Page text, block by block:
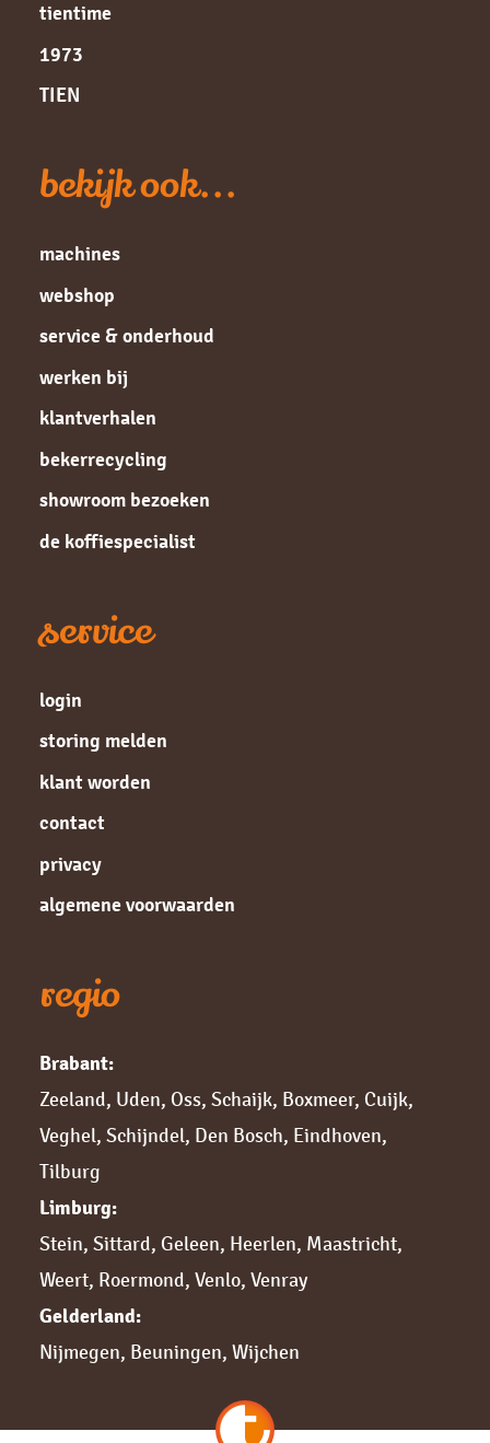
tientime
1973
TIEN
bekijk ook...
machines
webshop
service & onderhoud
werken bij
klantverhalen
bekerrecycling
showroom bezoeken
de koffiespecialist
service
login
storing melden
klant worden
contact
privacy
algemene voorwaarden
regio
Brabant:
Zeeland, Uden, Oss, Schaijk, Boxmeer, Cuijk,
Veghel, Schijndel, Den Bosch, Eindhoven,
Tilburg
Limburg:
Stein, Sittard, Geleen, Heerlen, Maastricht,
Weert, Roermond, Venlo, Venray
Gelderland:
Nijmegen, Beuningen, Wijchen